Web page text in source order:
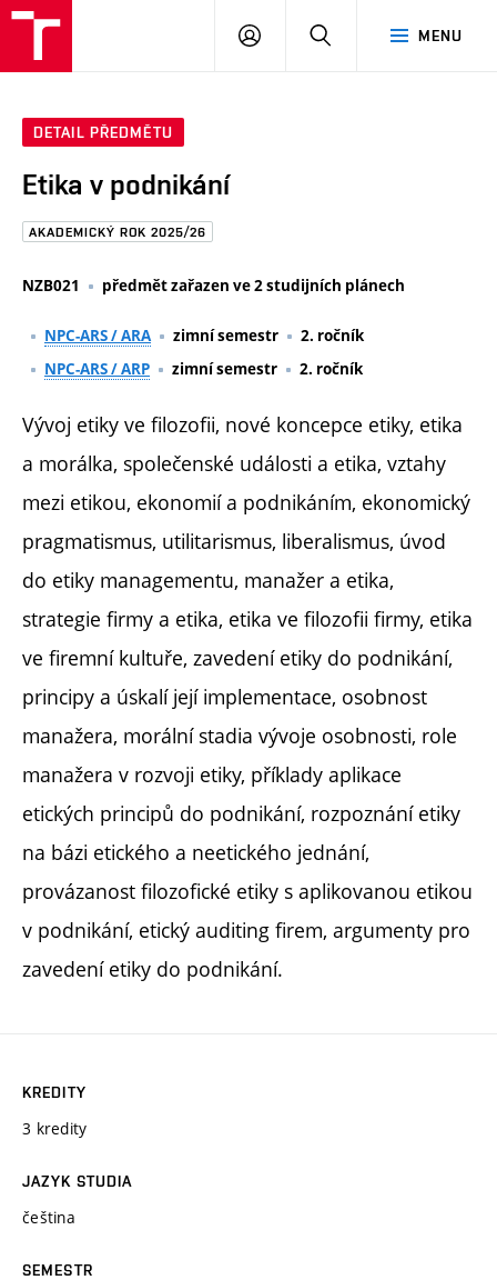
Brno
MENU
PŘIHLÁSIT
DETAIL PŘEDMĚTU
Etika v podnikání
AKADEMICKÝ ROK 2025/26
NZB021 předmět zařazen ve 2 studijních plánech
NPC-ARS / ARA zimní semestr
2. ročník
NPC-ARS / ARP
zimní semestr 2. ročník
Vývoj etiky ve filozofii, nové koncepce etiky, etika
a morálka, společenské události a etika, vztahy
mezi etikou, ekonomií a podnikáním, ekonomický
pragmatismus, utilitarismus, liberalismus, úvod
do etiky managementu, manažer a etika,
strategie firmy a etika, etika ve filozofii firmy, etika
ve firemní kultuře, zavedení etiky do podnikání,
principy a úskalí její implementace, osobnost
manažera, morální stadia vývoje osobnosti, role
manažera v rozvoji etiky, příklady aplikace
etických principů do podnikání, rozpoznání etiky
na bázi etického a neetického jednání,
provázanost filozofické etiky s aplikovanou etikou
v podnikání, etický auditing firem, argumenty pro
zavedení etiky do podnikání.
KREDITY
3 kredity
JAZYK STUDIA
čeština
SEMESTR